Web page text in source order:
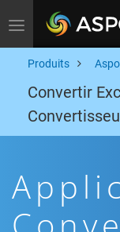
Toggle navigation
Produits
Convertir